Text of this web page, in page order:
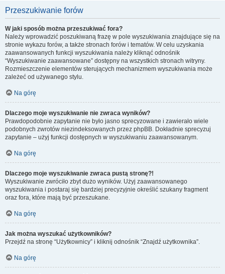
Przeszukiwanie forów
W jaki sposób można przeszukiwać fora?
Należy wprowadzić poszukiwaną frazę w pole wyszukiwania znajdujące się na
stronie wykazu forów, a także stronach forów i tematów. W celu uzyskania
zaawansowanych funkcji wyszukiwania należy kliknąć odnośnik
“Wyszukiwanie zaawansowane” dostępny na wszystkich stronach witryny.
Rozmieszczenie elementów sterujących mechanizmem wyszukiwania może
zależeć od używanego stylu.
Na górę
Dlaczego moje wyszukiwanie nie zwraca wyników?
Prawdopodobnie zapytanie nie było jasno sprecyzowane i zawierało wiele
podobnych zwrotów niezindeksowanych przez phpBB. Dokładnie sprecyzuj
zapytanie – użyj funkcji dostępnych w wyszukiwaniu zaawansowanym.
Na górę
Dlaczego moje wyszukiwanie zwraca pustą stronę?!
Wyszukiwanie zwróciło zbyt dużo wyników. Użyj zaawansowanego
wyszukiwania i postaraj się bardziej precyzyjnie określić szukany fragment
oraz fora, które mają być przeszukane.
Na górę
Jak można wyszukać użytkowników?
Przejdź na stronę “Użytkownicy” i kliknij odnośnik “Znajdź użytkownika”.
Na górę